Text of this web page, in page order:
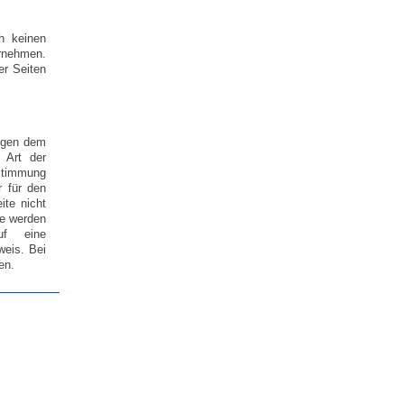
keinen
Seiten
dem
Art der
für den
nicht
werden
eine
Bei